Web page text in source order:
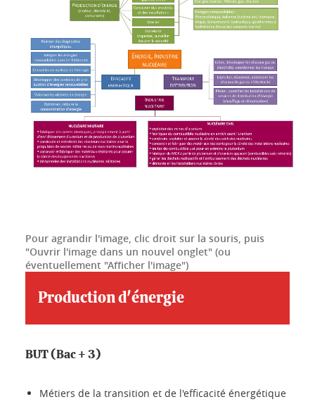
Pour agrandir l'image, clic droit sur la souris, puis
"Ouvrir l'image dans un nouvel onglet" (ou
éventuellement "Afficher l'image")
Production d'énergie
BUT (Bac + 3)
Métiers de la transition et de l'efficacité énergétique